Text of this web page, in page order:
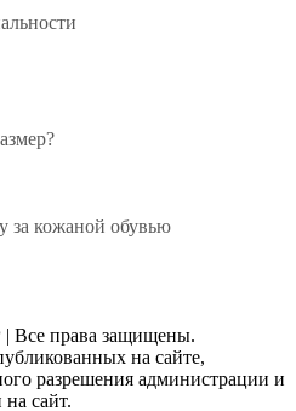
за кожаной обувью
| Все права защищены.
на сайте,
разрешения администрации и
сайт.